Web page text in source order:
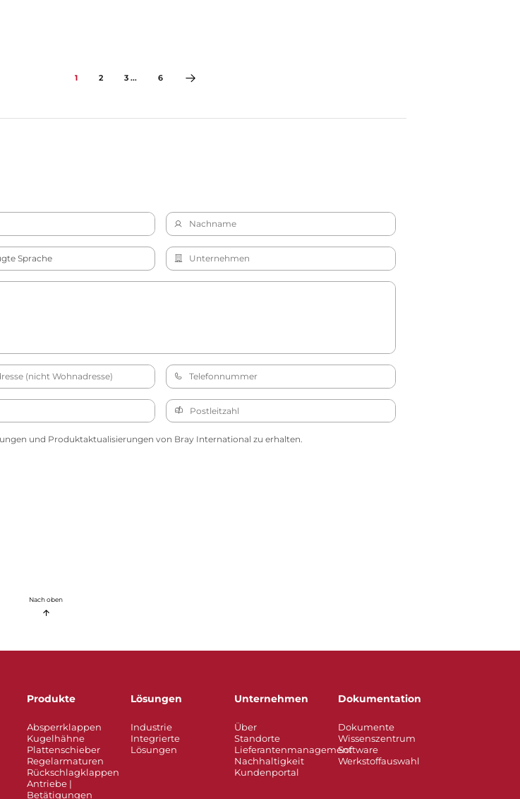
1 2 3 ... 6
und Produktaktualisierungen von Bray International zu erhalten.
Nach oben
Produkte
Absperrklappen
Kugelhähne
Plattenschieber
Regelarmaturen
Rückschlagklappen
Antriebe |
Betätigungen
Lösungen
Industrie
Integrierte
Lösungen
Unternehmen
Über
Standorte
Lieferantenmanagement
Nachhaltigkeit
Kundenportal
Dokumentation
Dokumente
Wissenszentrum
Software
Werkstoffauswahl